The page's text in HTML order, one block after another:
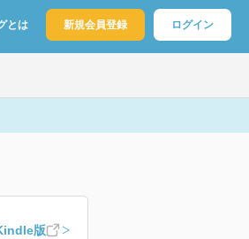
とは 新規会員登録 ログイン
版